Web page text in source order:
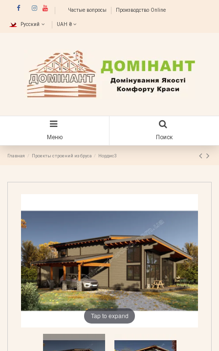
Частые вопросы Производство Online
Русский UAH ₴
Меню Поиск
Главная Проекты строений из бруса Нордис3
Tap to expand